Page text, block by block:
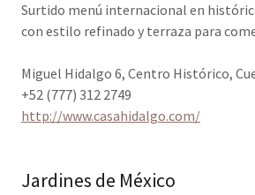
Surtido menú internacional en
con estilo refinado y terraza para
Miguel Hidalgo 6, Centro Histórico,
+52 (777) 312 2749
http://www.casahidalgo.com/
Jardines de México